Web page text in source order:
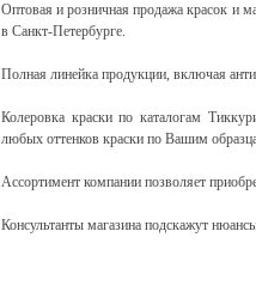
Оптовая и розничная продажа красок и
в Санкт-Петербурге.
Полная линейка продукции, включая
Колеровка краски по каталогам
любых оттенков краски по Вашим
Ассортимент компании позволяет
Консультанты магазина подскажут